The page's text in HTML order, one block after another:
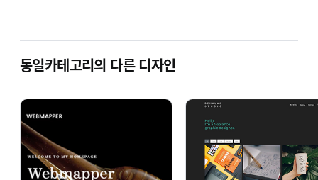
사용자 매뉴얼 보기
동일카테고리의 다른 디자인